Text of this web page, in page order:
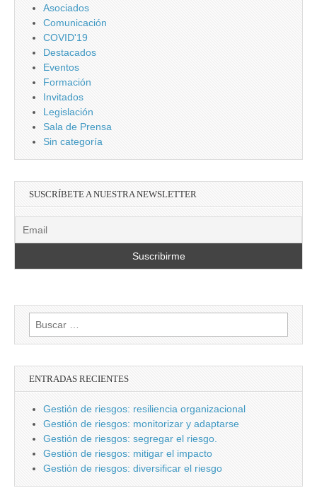
Asociados
Comunicación
COVID'19
Destacados
Eventos
Formación
Invitados
Legislación
Sala de Prensa
Sin categoría
SUSCRÍBETE A NUESTRA NEWSLETTER
Buscar:
ENTRADAS RECIENTES
Gestión de riesgos: resiliencia organizacional
Gestión de riesgos: monitorizar y adaptarse
Gestión de riesgos: segregar el riesgo.
Gestión de riesgos: mitigar el impacto
Gestión de riesgos: diversificar el riesgo